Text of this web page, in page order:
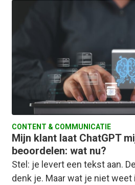
CONTENT & COMMUNICATIE
Mijn klant laat ChatGPT
beoordelen: wat nu?
Stel: je levert een tekst aan.
denk je. Maar wat je niet